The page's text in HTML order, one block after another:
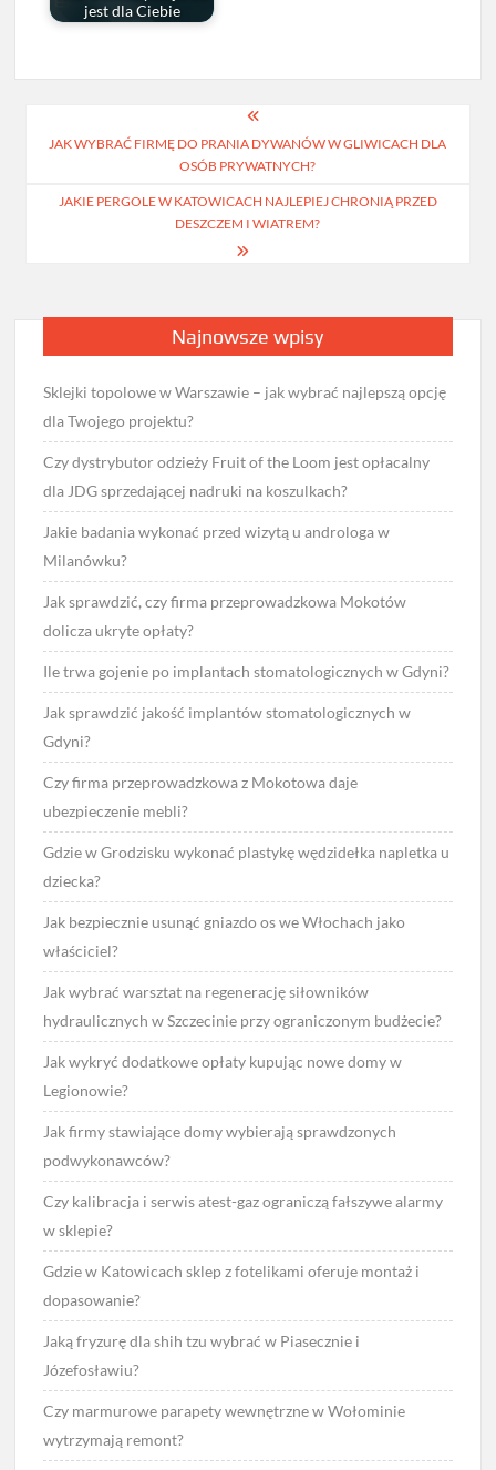
jest dla Ciebie
wpisu
JAK WYBRAĆ FIRMĘ DO PRANIA DYWANÓW W GLIWICACH DLA
OSÓB PRYWATNYCH?
JAKIE PERGOLE W KATOWICACH NAJLEPIEJ CHRONIĄ PRZED
DESZCZEM I WIATREM?
Najnowsze wpisy
Sklejki topolowe w Warszawie – jak wybrać najlepszą opcję
dla Twojego projektu?
Czy dystrybutor odzieży Fruit of the Loom jest opłacalny
dla JDG sprzedającej nadruki na koszulkach?
Jakie badania wykonać przed wizytą u androloga w
Milanówku?
Jak sprawdzić, czy firma przeprowadzkowa Mokotów
dolicza ukryte opłaty?
Ile trwa gojenie po implantach stomatologicznych w Gdyni?
Jak sprawdzić jakość implantów stomatologicznych w
Gdyni?
Czy firma przeprowadzkowa z Mokotowa daje
ubezpieczenie mebli?
Gdzie w Grodzisku wykonać plastykę wędzidełka napletka u
dziecka?
Jak bezpiecznie usunąć gniazdo os we Włochach jako
właściciel?
Jak wybrać warsztat na regenerację siłowników
hydraulicznych w Szczecinie przy ograniczonym budżecie?
Jak wykryć dodatkowe opłaty kupując nowe domy w
Legionowie?
Jak firmy stawiające domy wybierają sprawdzonych
podwykonawców?
Czy kalibracja i serwis atest-gaz ograniczą fałszywe alarmy
w sklepie?
Gdzie w Katowicach sklep z fotelikami oferuje montaż i
dopasowanie?
Jaką fryzurę dla shih tzu wybrać w Piasecznie i
Józefosławiu?
Czy marmurowe parapety wewnętrzne w Wołominie
wytrzymają remont?